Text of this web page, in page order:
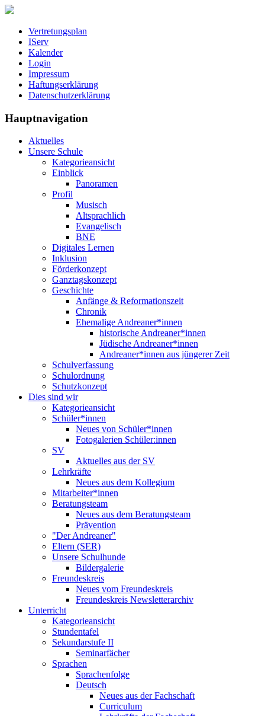
Vertretungsplan
IServ
Kalender
Login
Impressum
Haftungserklärung
Datenschutzerklärung
Hauptnavigation
Aktuelles
Unsere Schule
Kategorieansicht
Einblick
Panoramen
Profil
Musisch
Altsprachlich
Evangelisch
BNE
Digitales Lernen
Inklusion
Förderkonzept
Ganztagskonzept
Geschichte
Anfänge & Reformationszeit
Chronik
Ehemalige Andreaner*innen
historische Andreaner*innen
Jüdische Andreaner*innen
Andreaner*innen aus jüngerer Zeit
Schulverfassung
Schulordnung
Schutzkonzept
Dies sind wir
Kategorieansicht
Schüler*innen
Neues von Schüler*innen
Fotogalerien Schüler:innen
SV
Aktuelles aus der SV
Lehrkräfte
Neues aus dem Kollegium
Mitarbeiter*innen
Beratungsteam
Neues aus dem Beratungsteam
Prävention
"Der Andreaner"
Eltern (SER)
Unsere Schulhunde
Bildergalerie
Freundeskreis
Neues vom Freundeskreis
Freundeskreis Newsletterarchiv
Unterricht
Kategorieansicht
Stundentafel
Sekundarstufe II
Seminarfächer
Sprachen
Sprachenfolge
Deutsch
Neues aus der Fachschaft
Curriculum